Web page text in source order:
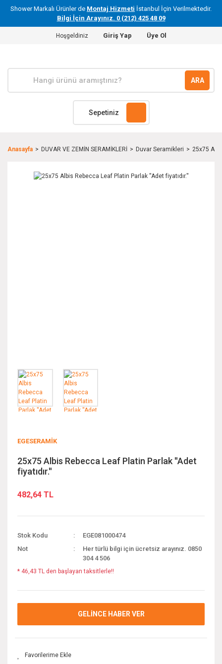
Shower Markalı Ürünler de Montaj Hizmeti İstanbul İçin Verilmektedir.
Bilgi İçin Arayınız. 0 (212) 425 48 09
Hoşgeldiniz Giriş Yap Üye Ol
ARA
Sepetiniz
Anasayfa DUVAR VE ZEMİN SERAMİKLERİ Duvar Seramikleri 25x75
EGESERAMİK
25x75 Albis Rebecca Leaf Platin Parlak ''Adet
fiyatıdır.''
482,64 TL
Stok Kodu
EGE081000474
Not
Her türlü bilgi için ücretsiz arayınız. 0850
304 4 506
* 46,43 TL den başlayan taksitlerle!!
GELİNCE HABER VER